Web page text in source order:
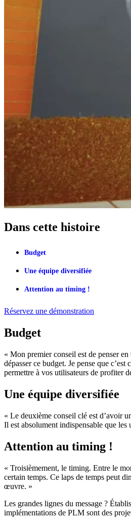
Dans cette histoire
Budget
Une équipe diversifiée
Attention au timing !
Réservez une démonstration
Budget
« Mon premier conseil est de penser
dépasser ce budget. Je pense que
permettre à vos utilisateurs de profiter
Une équipe diversifiée
« Le deuxième conseil clé est d’avoir
Il est absolument indispensable que
Attention au timing !
« Troisièmement, le timing. Entre le
certain temps. Ce laps de temps peut
œuvre. »
Les grandes lignes du message ?
implémentations de PLM sont des